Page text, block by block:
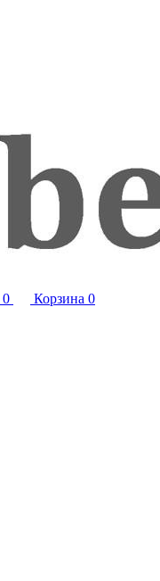
0 Корзина 0